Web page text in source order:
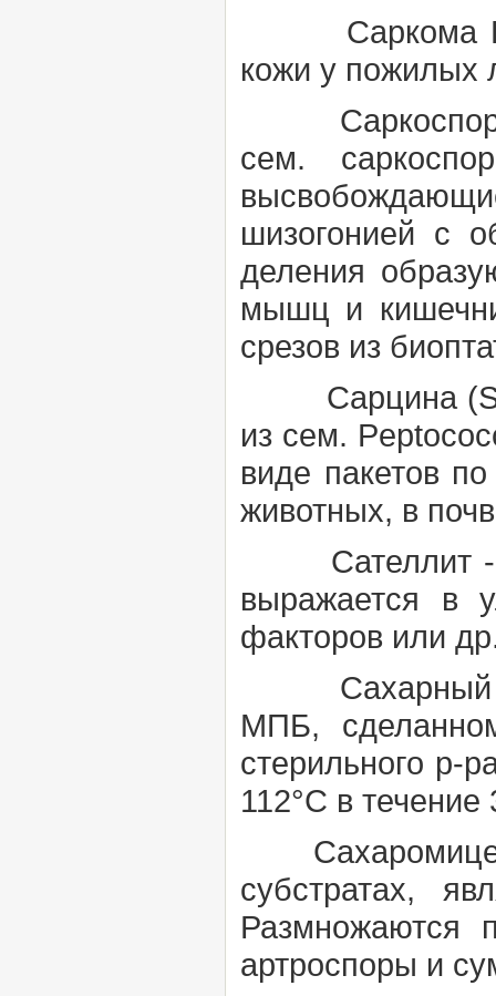
Саркома
кожи у пожилых
сем.
шизогонией с
деления
мышц и
срезов из
Сарцина
из сем.
виде пакетов
животных, в
Сателлит
выражается в
факторов или
Сахарный
МПБ,
стерильного р-
112°С в течение
субстратах,
Размножаются
артроспоры и